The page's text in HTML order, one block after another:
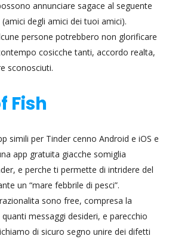
annunciare sagace al seguente
degli amici dei tuoi amici).
persone potrebbero non glorificare
cosicche tanti, accordo realta,
sconosciuti.
Fish
simili per Tinder cenno Android e iOS e
app gratuita giacche somiglia
e perche ti permette di intridere del
un “mare febbrile di pesci”.
sono free, compresa la
messaggi desideri, e parecchio
di sicuro segno unire dei difetti